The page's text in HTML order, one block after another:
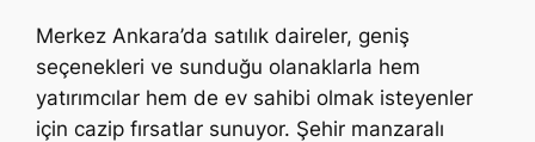
Merkez Ankara’da satılık daireler, geniş
seçenekleri ve sunduğu olanaklarla hem
yatırımcılar hem de ev sahibi olmak isteyenler
için cazip fırsatlar sunuyor. Şehir manzaralı